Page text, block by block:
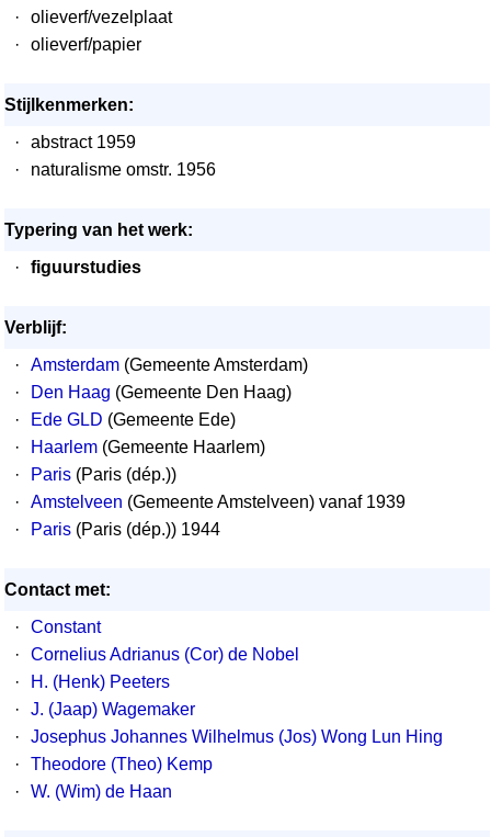
·
olieverf/vezelplaat
·
olieverf/papier
Stijlkenmerken:
·
abstract 1959
·
naturalisme omstr. 1956
Typering van het werk:
·
figuurstudies
Verblijf:
·
Amsterdam (Gemeente Amsterdam)
·
Den Haag (Gemeente Den Haag)
·
Ede GLD (Gemeente Ede)
·
Haarlem (Gemeente Haarlem)
·
Paris (Paris (dép.))
·
Amstelveen (Gemeente Amstelveen) vanaf 1939
·
Paris (Paris (dép.)) 1944
Contact met:
·
Constant
·
Cornelius Adrianus (Cor) de Nobel
·
H. (Henk) Peeters
·
J. (Jaap) Wagemaker
·
Josephus Johannes Wilhelmus (Jos) Wong Lun Hing
·
Theodore (Theo) Kemp
·
W. (Wim) de Haan